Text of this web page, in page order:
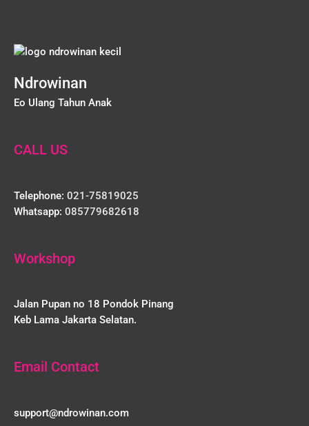
Ndrowinan
Eo Ulang Tahun Anak
CALL US
Telephone: 021-75819025
Whatsapp: 085779682618
Workshop
Jalan Pupan no 18 Pondok Pinang
Keb Lama Jakarta Selatan.
Email Contact
support@ndrowinan.com